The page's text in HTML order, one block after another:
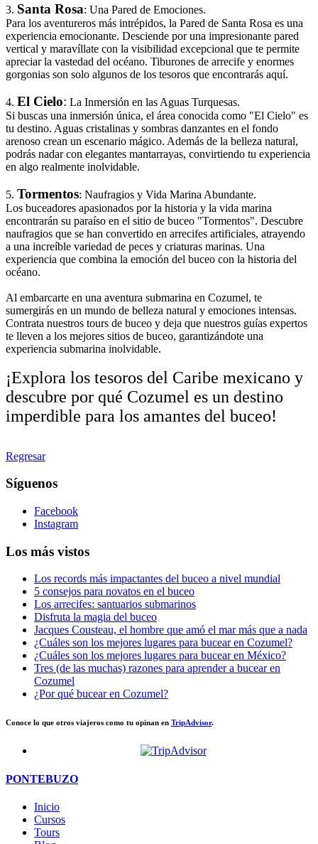
3. Santa Rosa: Una Pared de Emociones.
Para los aventureros más intrépidos, la Pared de Santa Rosa es una
experiencia emocionante. Desciende por una impresionante pared
vertical y maravíllate con la visibilidad excepcional que te permite
apreciar la vastedad del océano. Tiburones de arrecife y enormes
gorgonias son solo algunos de los tesoros que encontrarás aquí.
4. El Cielo: La Inmersión en las Aguas Turquesas.
Si buscas una inmersión única, el área conocida como "El Cielo" es
tu destino. Aguas cristalinas y sombras danzantes en el fondo
arenoso crean un escenario mágico. Además de la belleza natural,
podrás nadar con elegantes mantarrayas, convirtiendo tu experiencia
en algo realmente inolvidable.
5. Tormentos: Naufragios y Vida Marina Abundante.
Los buceadores apasionados por la historia y la vida marina
encontrarán su paraíso en el sitio de buceo "Tormentos". Descubre
naufragios que se han convertido en arrecifes artificiales, atrayendo
a una increíble variedad de peces y criaturas marinas. Una
experiencia que combina la emoción del buceo con la historia del
océano.
Al embarcarte en una aventura submarina en Cozumel, te
sumergirás en un mundo de belleza natural y emociones intensas.
Contrata nuestros tours de buceo y deja que nuestros guías expertos
te lleven a los mejores sitios de buceo, garantizándote una
experiencia submarina inolvidable.
¡Explora los tesoros del Caribe mexicano y
descubre por qué Cozumel es un destino
imperdible para los amantes del buceo!
Regresar
Síguenos
Facebook
Instagram
Los más vistos
Los records más impactantes del buceo a nivel mundial
5 consejos para novatos en el buceo
Los arrecifes: santuarios submarinos
Disfruta la magia del buceo
Jacques Cousteau, el hombre que amó el mar más que a nada
¿Cuáles son los mejores lugares para bucear en Cozumel?
¿Cuáles son los mejores lugares para bucear en México?
Tres (de las muchas) razones para aprender a bucear en
Cozumel
¿Por qué bucear en Cozumel?
Conoce lo que otros viajeros como tu opinan en TripAdvisor.
PONTEBUZO
Inicio
Cursos
Tours